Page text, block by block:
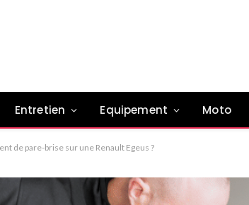
Entretien Equipement Moto
de pare-brise sur une Renault Egeus ?